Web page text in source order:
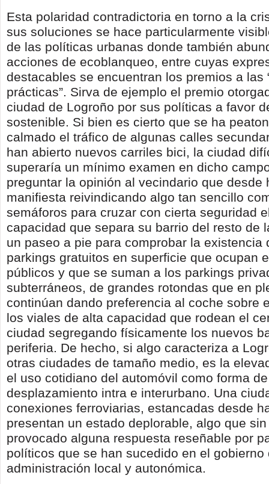
Esta polaridad contradictoria en torno a la
sus soluciones se hace particularmente
de las políticas urbanas donde también
acciones de ecoblanqueo, entre cuyas
destacables se encuentran los premios a las
prácticas”. Sirva de ejemplo el premio
ciudad de Logroño por sus políticas a favor
sostenible. Si bien es cierto que se ha
calmado el tráfico de algunas calles
han abierto nuevos carriles bici, la ciudad
superaría un mínimo examen en dicho
preguntar la opinión al vecindario que desde
manifiesta reivindicando algo tan sencillo
semáforos para cruzar con cierta seguridad
capacidad que separa su barrio del resto de
un paseo a pie para comprobar la existencia
parkings gratuitos en superficie que ocupan
públicos y que se suman a los parkings
subterráneos, de grandes rotondas que en
continúan dando preferencia al coche sobre
los viales de alta capacidad que rodean el
ciudad segregando físicamente los nuevos
periferia. De hecho, si algo caracteriza a
otras ciudades de tamaño medio, es la
el uso cotidiano del automóvil como forma de
desplazamiento intra e interurbano. Una
conexiones ferroviarias, estancadas desde
presentan un estado deplorable, algo que
provocado alguna respuesta reseñable por
políticos que se han sucedido en el gobierno
administración local y autonómica.